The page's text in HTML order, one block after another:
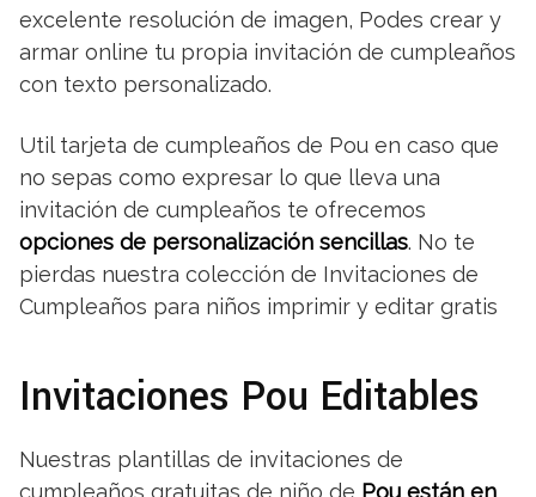
excelente resolución de imagen, Podes crear y
armar online tu propia invitación de cumpleaños
con texto personalizado.
Util tarjeta de cumpleaños de Pou en caso que
no sepas como expresar lo que lleva una
invitación de cumpleaños te ofrecemos
opciones de personalización sencillas. No te
pierdas nuestra colección de Invitaciones de
Cumpleaños para niños imprimir y editar gratis
Invitaciones Pou Editables
Nuestras plantillas de invitaciones de
cumpleaños gratuitas de niño de Pou están en